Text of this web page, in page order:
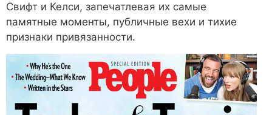
Свифт и Келси, запечатлевая их самые
памятные моменты, публичные вехи и тихие
признаки привязанности.